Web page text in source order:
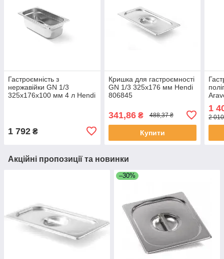
Гастроємність з
нержавійки GN 1/3
325х176х100 мм 4 л Hendi
1 792 ₴
Кришка для гастроємності
GN 1/3 325x176 мм Hendi
806845
341,86₴ 488,37 ₴
Купити
1
2
Акційні пропозиції та новинки
–30%